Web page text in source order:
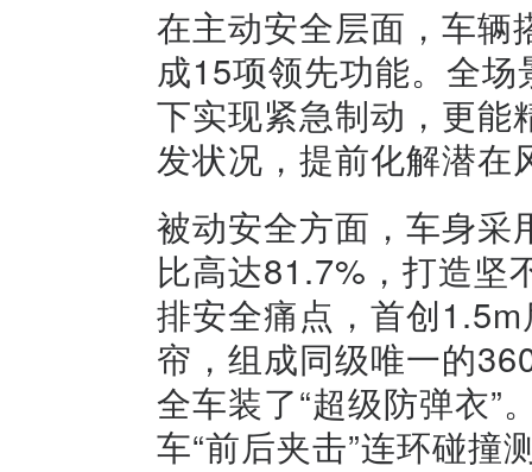
在主动安全层面，车辆
成15项领先功能。全
下实现紧急制动，更能
发状况，提前化解潜在
被动安全方面，车身采
比高达81.7%，打造坚
排安全痛点，首创
帘，组成同级唯一的
全车装了“超级防弹衣”
车“前后夹击”连环碰撞